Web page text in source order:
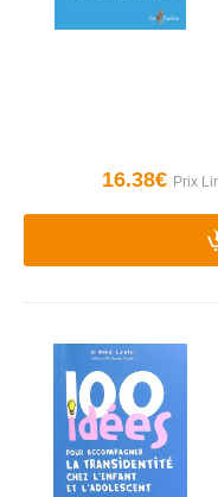
16.38€